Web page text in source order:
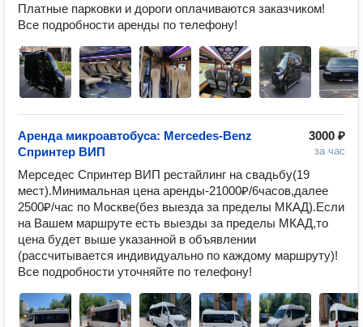
Платные парковки и дороги оплачиваются заказчиком!
Все подробности аренды по телефону!
3000 ₽
за час
Аренда микроавтобуса: Mercedes-Benz
Спринтер ВИП
Мерседес Спринтер ВИП рестайлинг на свадьбу(19
мест).Минимальная цена аренды-21000₽/6часов,далее
2500₽/час по Москве(без выезда за пределы МКАД).Если
на Вашем маршруте есть выезды за пределы МКАД,то
цена будет выше указанной в объявлении
(рассчитывается индивидуально по каждому маршруту)!
Все подробности уточняйте по телефону!